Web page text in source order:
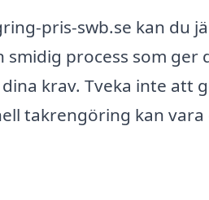
pris-swb.se kan du
process som ger
krav. Tveka inte att
takrengöring kan vara